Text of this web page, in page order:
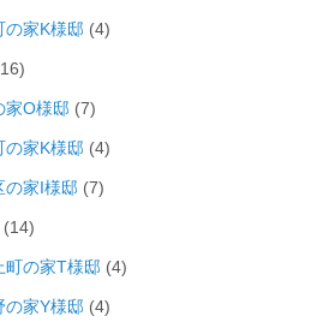
の家K様邸 (4)
家O様邸 (7)
の家K様邸 (4)
の家I様邸 (7)
(14)
町の家T様邸 (4)
の家Y様邸 (4)